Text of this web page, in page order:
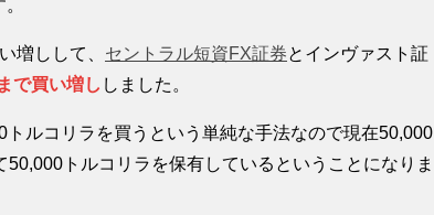
増しして、 セントラル短資FX証券とインヴァスト証
で買い増し しました。
ルコリラを買うという単純な手法なので現在50,000
トルコリラを保有しているということになりま